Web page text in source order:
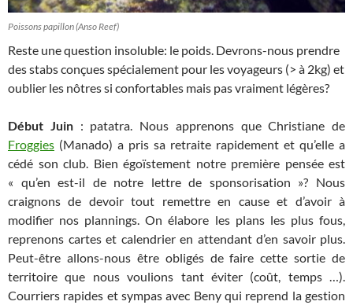
Poissons papillon (Anso Reef)
Reste une question insoluble: le poids. Devrons-nous prendre
des stabs conçues spécialement pour les voyageurs (> à 2kg) et
oublier les nôtres si confortables mais pas vraiment légères?
Début Juin: patatra. Nous apprenons que Christiane de
Froggies (Manado) a pris sa retraite rapidement et qu’elle a
cédé son club. Bien égoïstement notre première pensée est
« qu’en est-il de notre lettre de sponsorisation »? Nous
craignons de devoir tout remettre en cause et d’avoir à
modifier nos plannings. On élabore les plans les plus fous,
reprenons cartes et calendrier en attendant d’en savoir plus.
Peut-être allons-nous être obligés de faire cette sortie de
territoire que nous voulions tant éviter (coût, temps …).
Courriers rapides et sympas avec Beny qui reprend la gestion